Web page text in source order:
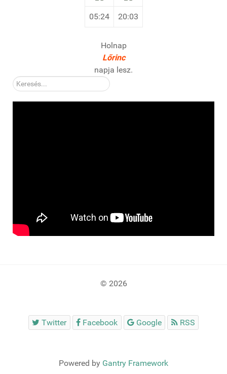
05:24 20:03
Holnap
Lőrinc
napja lesz.
Kereső:
© 2026
Twitter Facebook Google RSS
Powered by Gantry Framework